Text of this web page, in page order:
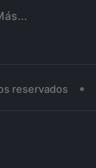
reservados •